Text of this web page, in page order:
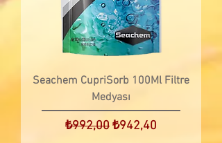
Seachem CupriSorb 100Ml Filtre
Medyası
Normal Fiyat
₺992,00İndirimli Fiyat
₺942,40